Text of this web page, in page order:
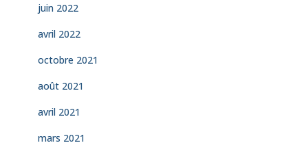
juin 2022
avril 2022
octobre 2021
août 2021
avril 2021
mars 2021